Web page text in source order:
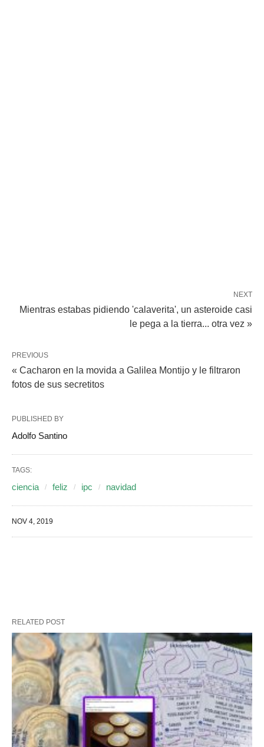
NEXT
Mientras estabas pidiendo 'calaverita', un asteroide casi
le pega a la tierra... otra vez »
PREVIOUS
« Cacharon en la movida a Galilea Montijo y le filtraron
fotos de sus secretitos
PUBLISHED BY
Adolfo Santino
TAGS:
ciencia feliz ipc navidad
NOV 4, 2019
RELATED POST